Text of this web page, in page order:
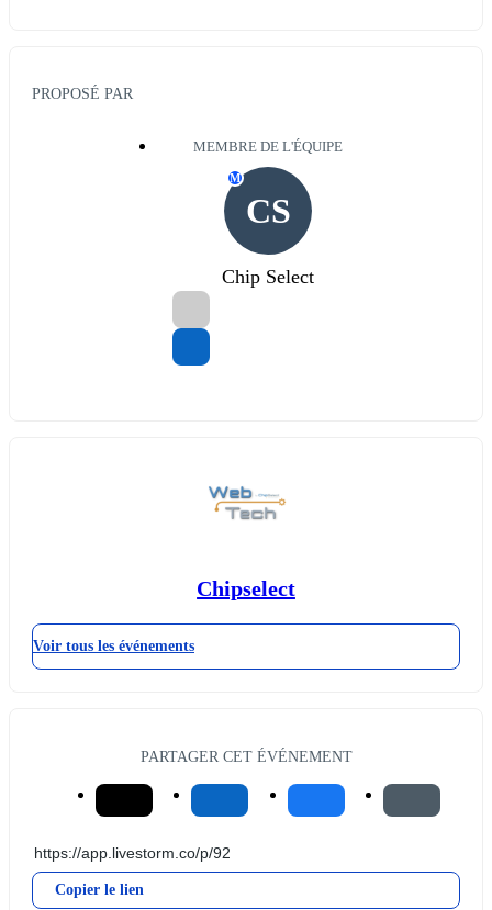
PROPOSÉ PAR
MEMBRE DE L'ÉQUIPE
CS
M
Chip Select
Chipselect
Voir tous les événements
PARTAGER CET ÉVÉNEMENT
Copier le lien